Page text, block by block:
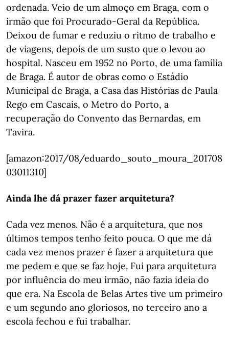
ordenada. Veio de um almoço em Braga, com o
irmão que foi Procurado-Geral da República.
Deixou de fumar e reduziu o ritmo de trabalho e
de viagens, depois de um susto que o levou ao
hospital. Nasceu em 1952 no Porto, de uma família
de Braga. É autor de obras como o Estádio
Municipal de Braga, a Casa das Histórias de Paula
Rego em Cascais, o Metro do Porto, a
recuperação do Convento das Bernardas, em
Tavira.
[amazon:2017/08/eduardo_souto_moura_201708
03011310]
Ainda lhe dá prazer fazer arquitetura?
Cada vez menos. Não é a arquitetura, que nos
últimos tempos tenho feito pouca. O que me dá
cada vez menos prazer é fazer a arquitetura que
me pedem e que se faz hoje. Fui para arquitetura
por influência do meu irmão, não fazia ideia do
que era. Na Escola de Belas Artes tive um primeiro
e um segundo ano gloriosos, no terceiro ano a
escola fechou e fui trabalhar.